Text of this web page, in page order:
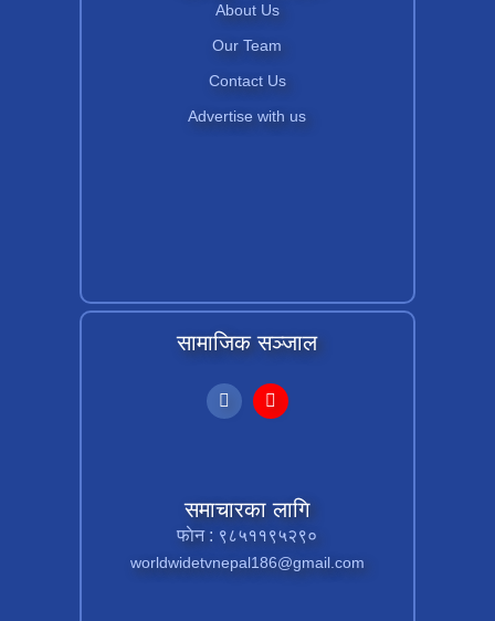
About Us
Our Team
Contact Us
Advertise with us
सामाजिक सञ्जाल
समाचारका लागि
फाेन : ९८५११९५२९०
worldwidetvnepal186@gmail.com